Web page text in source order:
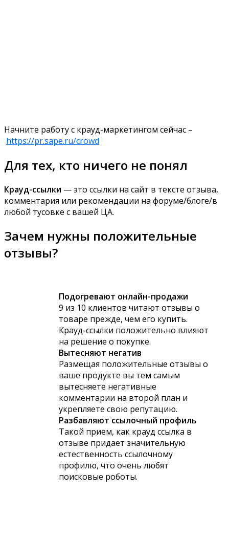
Начните работу с крауд-маркетингом сейчас –
https://pr.sape.ru/crowd
Для тех, кто ничего не понял
Крауд-ссылки — это ссылки на сайт в тексте отзыва,
комментария или рекомендации на форуме/блоге/в
любой тусовке с вашей ЦА.
Зачем нужны положительные
отзывы?
Подогревают онлайн-продажи
9 из 10 клиентов читают отзывы о
товаре прежде, чем его купить.
Крауд-ссылки положительно влияют
на решение о покупке.
Вытесняют негатив
Размещая положительные отзывы о
ваше продукте вы тем самым
вытесняете негативные
комментарии на второй план и
укрепляете свою репутацию.
Разбавляют ссылочный профиль
Такой прием, как крауд ссылка в
отзыве придает значительную
естественность ссылочному
профилю, что очень любят
поисковые роботы.